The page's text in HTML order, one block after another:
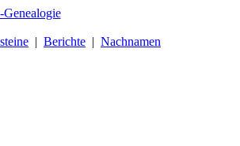
| Berichte | Nachnamen